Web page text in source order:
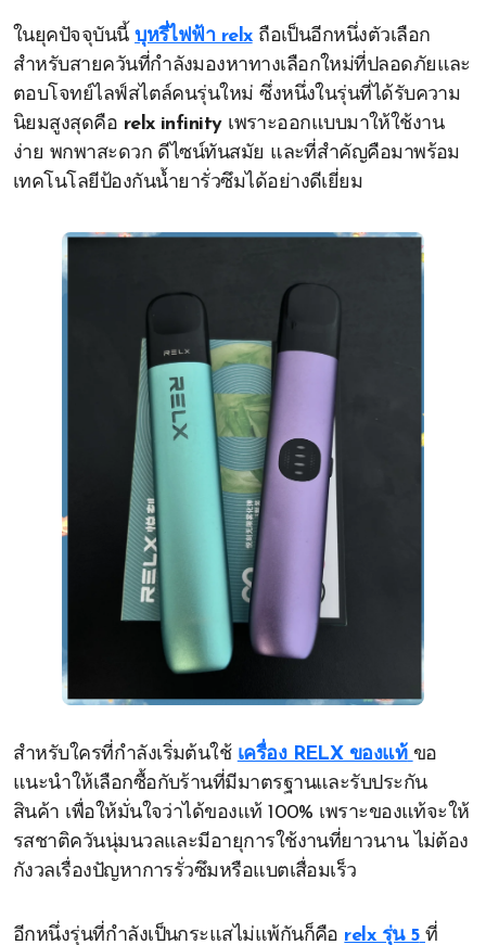
ในยุคปัจจุบันนี้บุหรี่ไฟฟ้า relxถือเป็นอีกหนึ่งตัวเลือก
สำหรับสายควันที่กำลังมองหาทางเลือกใหม่ที่ปลอดภัยและ
ตอบโจทย์ไลฟ์สไตล์คนรุ่นใหม่ ซึ่งหนึ่งในรุ่นที่ได้รับความ
นิยมสูงสุดคือ relx infinityเพราะออกแบบมาให้ใช้งาน
ง่าย พกพาสะดวก ดีไซน์ทันสมัย และที่สำคัญคือมาพร้อม
เทคโนโลยีป้องกันน้ำยารั่วซึมได้อย่างดีเยี่ยม
สำหรับใครที่กำลังเริ่มต้นใช้ เครื่อง RELX ของแท้ ขอ
แนะนำให้เลือกซื้อกับร้านที่มีมาตรฐานและรับประกัน
สินค้า เพื่อให้มั่นใจว่าได้ของแท้ 100% เพราะของแท้จะให้
รสชาติควันนุ่มนวลและมีอายุการใช้งานที่ยาวนาน ไม่ต้อง
กังวลเรื่องปัญหาการรั่วซึมหรือแบตเสื่อมเร็ว
อีกหนึ่งรุ่นที่กำลังเป็นกระแสไม่แพ้กันก็คือ relx รุ่น 5 ที่